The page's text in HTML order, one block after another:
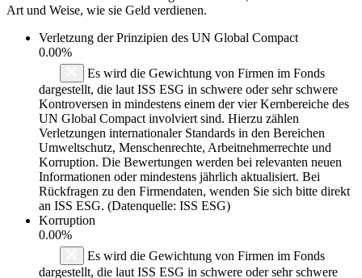
Art und Weise, wie sie Geld verdienen.
Verletzung der Prinzipien des UN Global Compact
0.00%
Es wird die Gewichtung von Firmen im Fonds
dargestellt, die laut ISS ESG in schwere oder sehr schwere
Kontroversen in mindestens einem der vier Kernbereiche des
UN Global Compact involviert sind. Hierzu zählen
Verletzungen internationaler Standards in den Bereichen
Umweltschutz, Menschenrechte, Arbeitnehmerrechte und
Korruption. Die Bewertungen werden bei relevanten neuen
Informationen oder mindestens jährlich aktualisiert. Bei
Rückfragen zu den Firmendaten, wenden Sie sich bitte direkt
an ISS ESG. (Datenquelle: ISS ESG)
Korruption
0.00%
Es wird die Gewichtung von Firmen im Fonds
dargestellt, die laut ISS ESG in schwere oder sehr schwere